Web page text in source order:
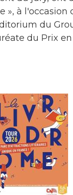
», à
du
du Prix